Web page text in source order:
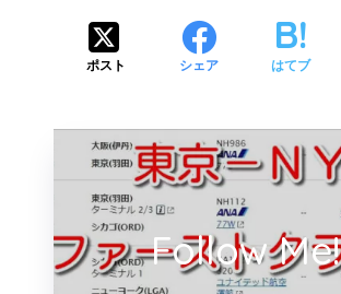
ポスト シェア はてブ
Follow Me!